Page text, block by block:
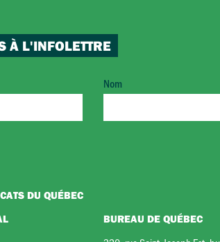
À L'INFOLETTRE
Nom
DU QUÉBEC
BUREAU DE QUÉBEC